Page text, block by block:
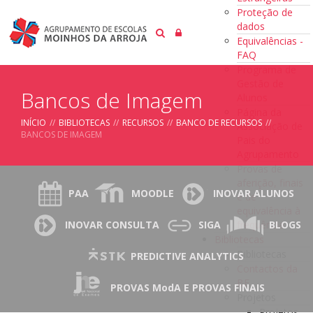
Proteção de
dados
Equivalências -
FAQ
Programa de
Associação de
Provas de
e de
frequência
Bibliotecas
Bibliotecas
BE
Bancos de Imagem
INÍCIO // BIBLIOTECAS // RECURSOS // BANCO DE RECURSOS //
BANCOS DE IMAGEM
PAA MOODLE INOVAR ALUNOS
INOVAR CONSULTA SIGA BLOGS
PREDICTIVE ANALYTICS
PROVAS ModA E PROVAS FINAIS